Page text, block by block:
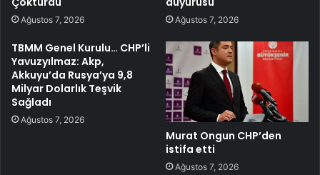
Ağustos 7, 2026 Ağustos 7, 2026
TBMM Genel Kurulu… CHP’li
Yavuzyılmaz: Akp,
Akkuyu’da Rusya’ya 9,8
Milyar Dolarlık Teşvik
Sağladı
Ağustos 7, 2026
Murat Ongun CHP’den
istifa etti
Ağustos 7, 2026